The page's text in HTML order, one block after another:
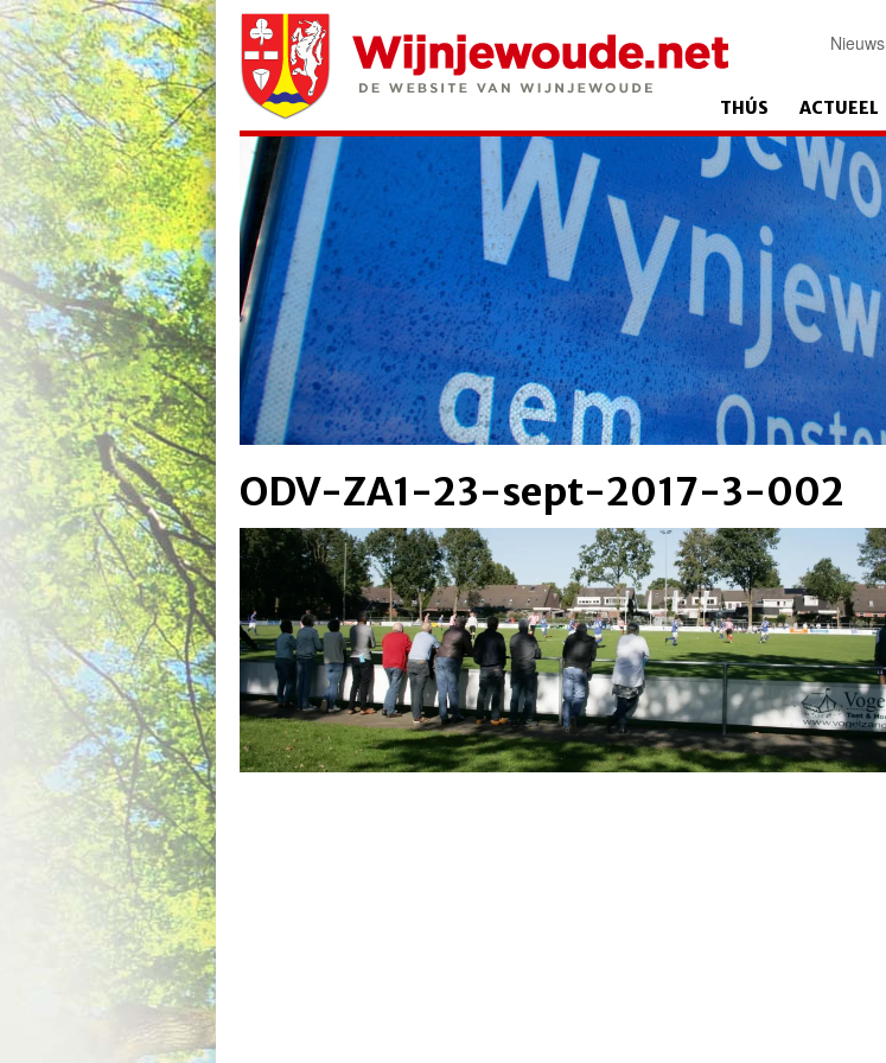
Nieuws
THÚS ACTUEEL
ODV-ZA1-23-sept-2017-3-002